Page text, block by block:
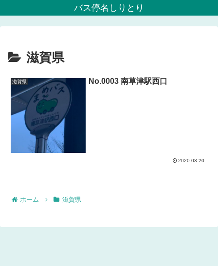
バス停名しりとり
滋賀県
滋賀県 No.0003 南草津駅西口
2020.03.20
ホーム 滋賀県